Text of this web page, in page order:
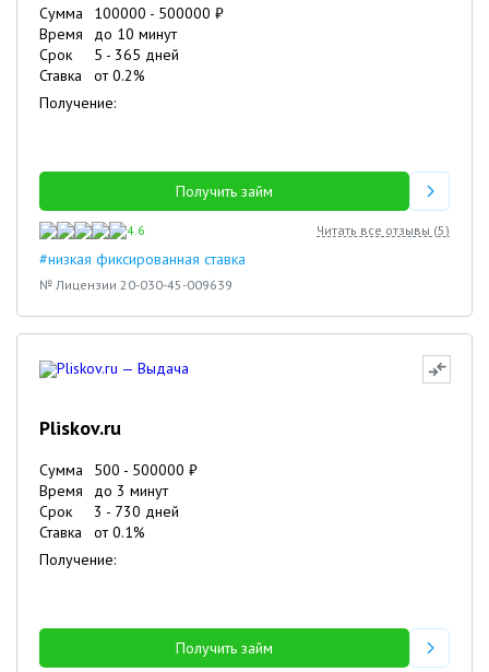
Сумма 100000 - 500000 ₽
Время
до 10 минут
Срок
5 - 365 дней
Ставка
от0.2%
Получение:
Получить займ
4.6 Читать все отзывы (5)
#низкая фиксированная ставка
№ Лицензии 20-030-45-009639
Pliskov.ru
Сумма 500 - 500000 ₽
Время
до 3 минут
Срок
3 - 730 дней
Ставка
от0.1%
Получение:
Получить займ